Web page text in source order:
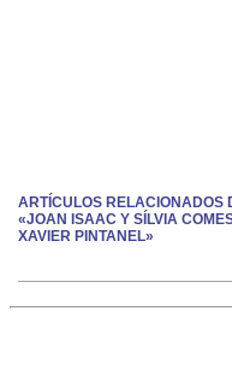
ARTÍCULOS RELACIONADOS
«JOAN ISAAC Y SÍLVIA
XAVIER PINTANEL»